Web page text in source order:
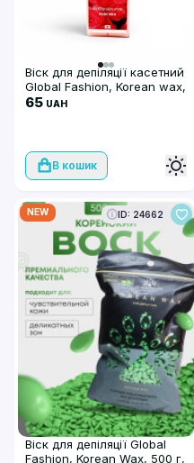
Віск для депіляції касетний
Global Fashion, Korean wax,
100мл, Rose
65 UAH
В кошик
NEW ID: 24662
Віск для депіляції Global
Fashion, Korean Wax, 500 г,